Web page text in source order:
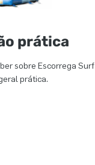
prática
sobre Escorrega Surf
prática.